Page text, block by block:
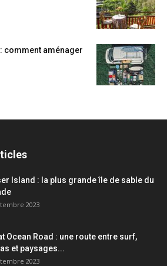
comment aménager
Island : la plus grande île de sable du
2023
Ocean Road : une route entre surf,
et paysages...
2023